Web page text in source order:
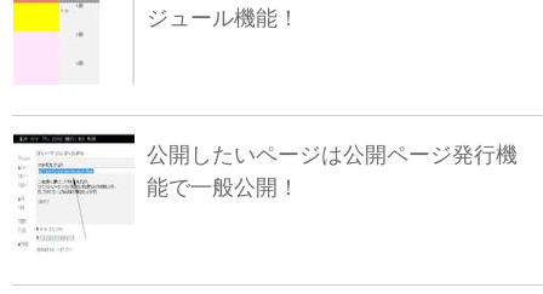
ジュール機能！
公開したいページは公開ページ発行機
能で一般公開！